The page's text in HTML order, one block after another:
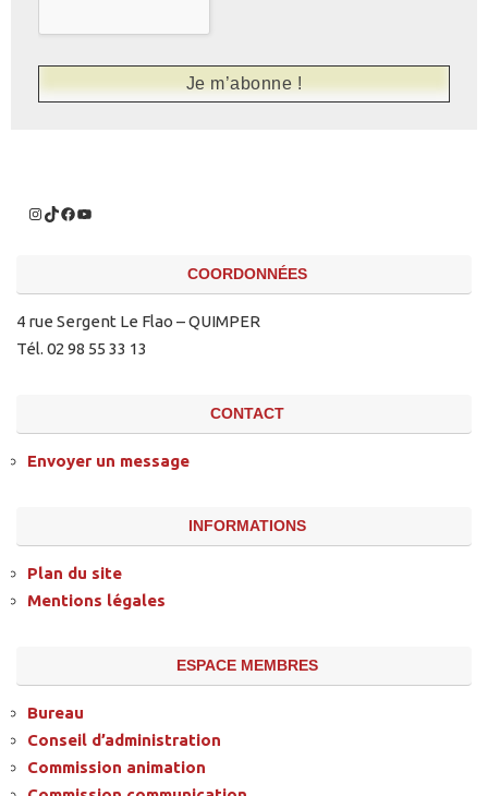
COORDONNÉES
4 rue Sergent Le Flao – QUIMPER
Tél. 02 98 55 33 13
CONTACT
Envoyer un message
INFORMATIONS
Plan du site
Mentions légales
ESPACE MEMBRES
Bureau
Conseil d’administration
Commission animation